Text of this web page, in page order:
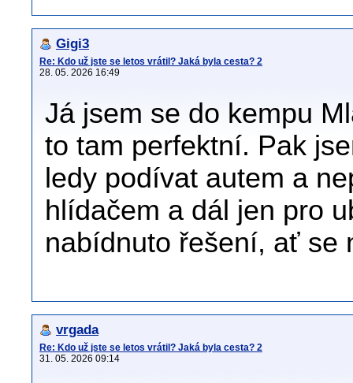
Gigi3
Re: Kdo už jste se letos vrátil? Jaká byla cesta? 2
28. 05. 2026 16:49
Já jsem se do kempu
to tam perfektní. Pak
ledy podívat autem a
hlídačem a dál jen pro
nabídnuto řešení, ať se
vrgada
Re: Kdo už jste se letos vrátil? Jaká byla cesta? 2
31. 05. 2026 09:14